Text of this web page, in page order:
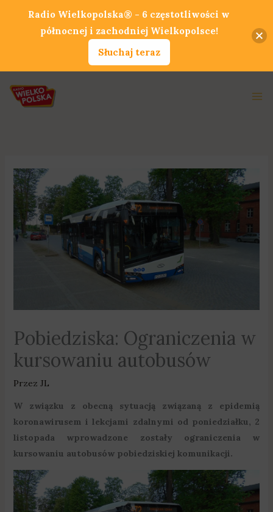
Pobiedziska: Ograniczenia w
kursowaniu autobusów
Przez JL
W związku z obecną sytuacją związaną z epidemią
koronawirusem i lekcjami zdalnymi od poniedziałku, 2
listopada wprowadzone zostały ograniczenia w
kursowaniu autobusów pobiedziskiej komunikacji.
Radio Wielkopolska® - 6 częstotliwości w
północnej i zachodniej Wielkopolsce!
Słuchaj teraz